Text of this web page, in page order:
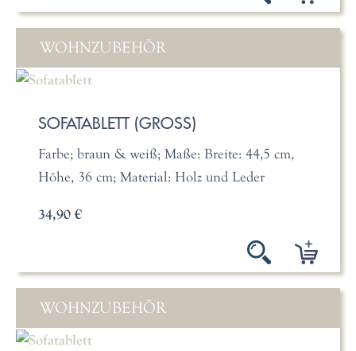
WOHNZUBEHÖR
SOFATABLETT (GROSS)
Farbe; braun & weiß; Maße: Breite: 44,5 cm,
Höhe, 36 cm; Material: Holz und Leder
34,90 €
WOHNZUBEHÖR